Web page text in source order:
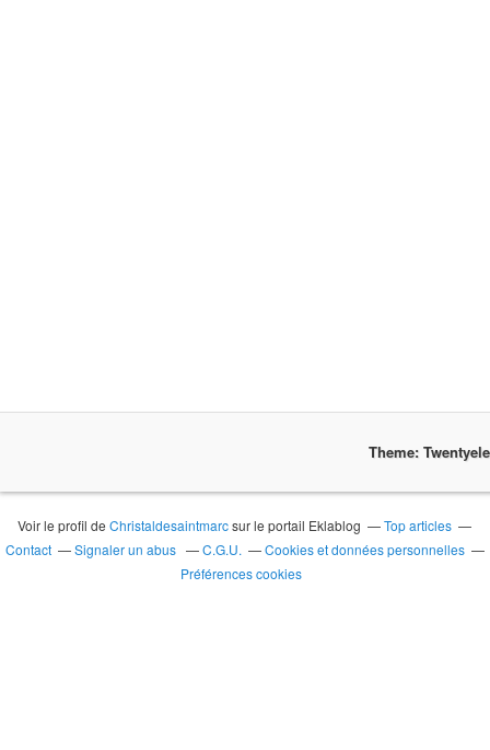
Theme:
Voir le profil deChristaldesaintmarcsur le portail Eklablog
Top articles
Contact
Signaler un abus C.G.U.
Cookies et données personnelles
Préférences cookies